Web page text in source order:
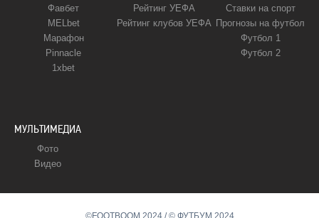
Фавбет
MELbet
Марафон
Pinnacle
1xbet
Рейтинг УЕФА
Рейтинг клубов УЕФА
Ставки на спорт
Прогнозы на футбол
Футбол 1
Футбол 2
МУЛЬТИМЕДИА
Фото
Видео